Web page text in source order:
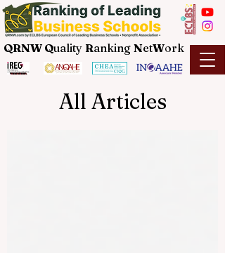
QRNW Quality Ranking NetWork
All Articles